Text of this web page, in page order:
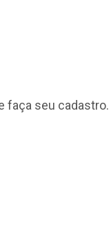
faça seu cadastro.